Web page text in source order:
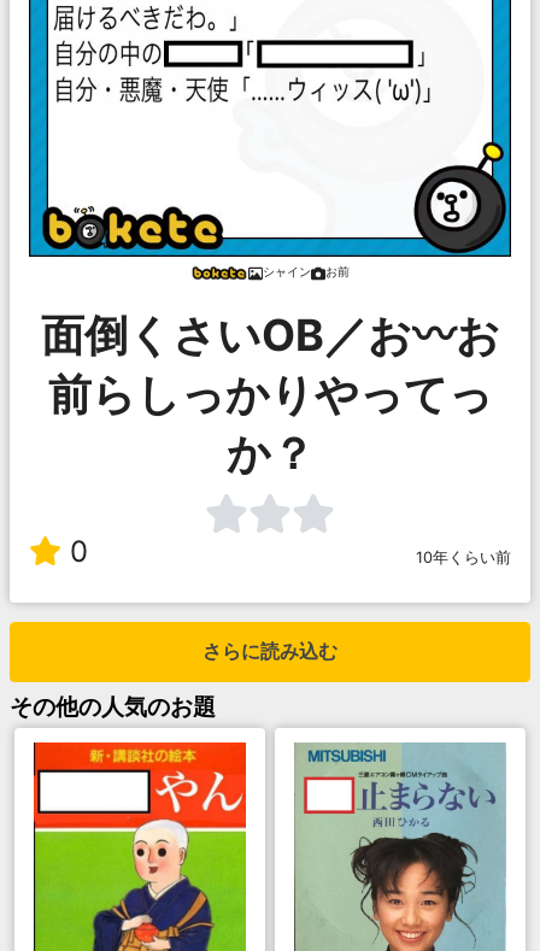
シャイン お前
面倒くさいOB／お〰お
前らしっかりやってっ
か？
0 10年くらい前
さらに読み込む
その他の人気のお題